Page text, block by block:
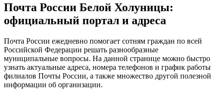
Почта России Белой Холуницы:
официальный портал и адреса
Почта России ежедневно помогает сотням граждан по всей
Российской Федерации решать разнообразные
муниципальные вопросы. На данной странице можно быстро
узнать актуальные адреса, номера телефонов и график работы
филиалов Почты России, а также множество другой полезной
информации об организации.